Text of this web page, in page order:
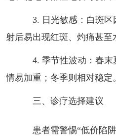
3. 日光敏感：白斑区
射后易出现红斑、灼痛甚至
4. 季节性波动：春末
情易加重；冬季则相对稳定。
三、诊疗选择建议
患者需警惕“低价陷阱